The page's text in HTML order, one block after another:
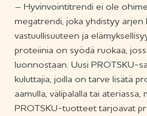
– Hyvinvointitrendi ei ole
megatrendi, joka yhdistyy arjen
vastuullisuuteen ja
proteiinia on syödä ruokaa,
luonnostaan. Uusi PROTSKU-
kuluttajia, joilla on tarve lisätä
aamulla, välipalalla tai ateriassa,
PROTSKU-tuotteet tarjoavat